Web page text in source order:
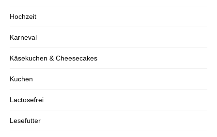
Hochzeit
Karneval
Käsekuchen & Cheesecakes
Kuchen
Lactosefrei
Lesefutter